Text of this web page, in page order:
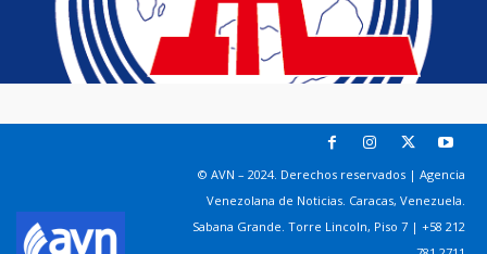
© AVN – 2024. Derechos reservados | Agencia
Venezolana de Noticias. Caracas, Venezuela.
Sabana Grande. Torre Lincoln, Piso 7 | +58 212